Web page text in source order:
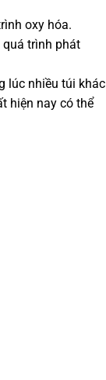
oxy hóa.
trình phát
lúc nhiều túi khác
hiện nay có thể